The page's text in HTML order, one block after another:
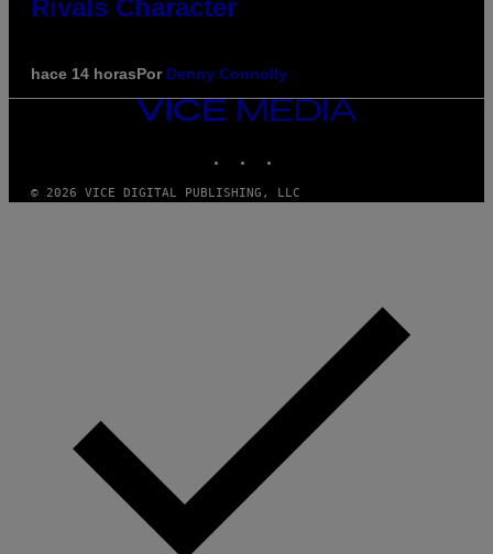
Rivals Character
hace 14 horasPor Denny Connolly
VICE
MEDIA
© 2026 VICE DIGITAL PUBLISHING, LLC